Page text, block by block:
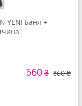
YENI Баня +
660₴ 860 ₴